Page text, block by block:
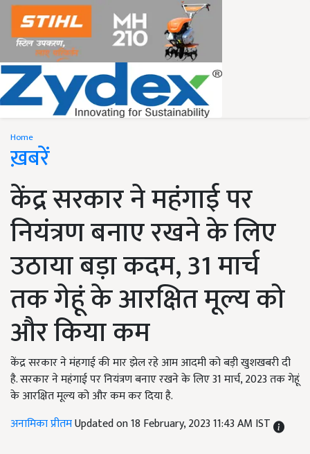
Home
ख़बरें
केंद्र सरकार ने महंगाई पर
नियंत्रण बनाए रखने के लिए
उठाया बड़ा कदम, 31 मार्च
तक गेहूं के आरक्षित मूल्य को
और किया कम
केंद्र सरकार ने मंहगाई की मार झेल रहे आम आदमी को बड़ी खुशखबरी दी
है. सरकार ने महंगाई पर नियंत्रण बनाए रखने के लिए 31 मार्च, 2023 तक गेहूं
के आरक्षित मूल्य को और कम कर दिया है.
अनामिका प्रीतमUpdated on 18 February, 2023 11:43 AM IST